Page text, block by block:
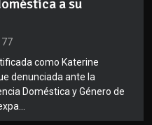
a su
como Katerine
denunciada ante la
Doméstica y Género de